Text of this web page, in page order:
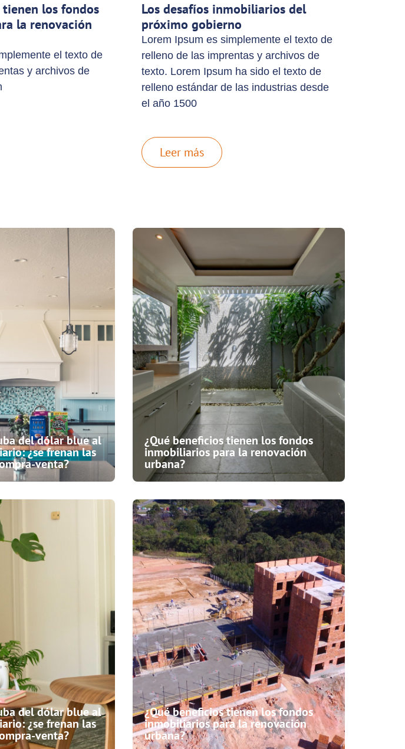
los fondos
la renovación
el texto de
y archivos de
Los desafíos inmobiliarios del
próximo gobierno
Lorem Ipsum es simplemente el texto de
relleno de las imprentas y archivos de
texto. Lorem Ipsum ha sido el texto de
relleno estándar de las industrias desde
el año 1500
Leer más
del dólar blue al
¿se frenan las
venta?
¿Qué beneficios tienen los fondos
inmobiliarios para la renovación
urbana?
del dólar blue al
¿se frenan las
venta?
¿Qué beneficios tienen los fondos
inmobiliarios para la renovación
urbana?